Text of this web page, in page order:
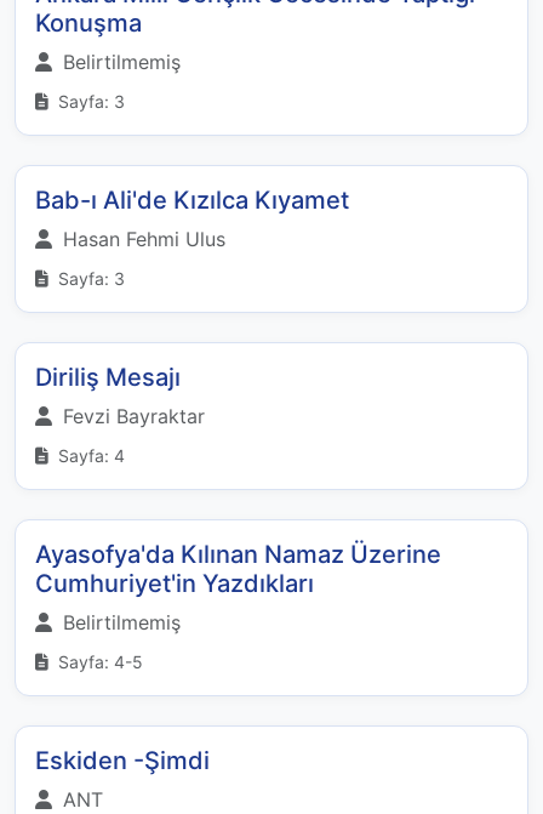
Konuşma
Belirtilmemiş
Sayfa: 3
Bab-ı Ali'de Kızılca Kıyamet
Hasan Fehmi Ulus
Sayfa: 3
Diriliş Mesajı
Fevzi Bayraktar
Sayfa: 4
Ayasofya'da Kılınan Namaz Üzerine
Cumhuriyet'in Yazdıkları
Belirtilmemiş
Sayfa: 4-5
Eskiden -Şimdi
ANT